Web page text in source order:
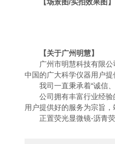
【场景图/实拍效果图】
【关于广州明慧】
广州市明慧科技有限
中国的广大科学仪器用户
我司一直秉承着“诚信
公司拥有丰富行业经
用户提供好的服务为宗旨，
正置荧光显微镜-沥青